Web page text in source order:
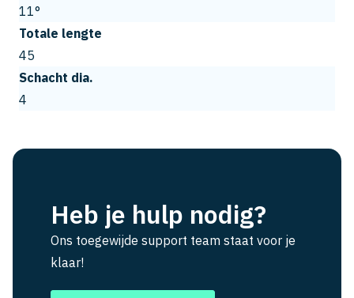
11°
Totale lengte
45
Schacht dia.
4
Heb je hulp nodig?
Ons toegewijde support team staat voor je
klaar!